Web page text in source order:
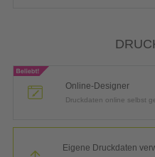
Online-Designer
Druckdaten online selbst
Eigene Druckdaten